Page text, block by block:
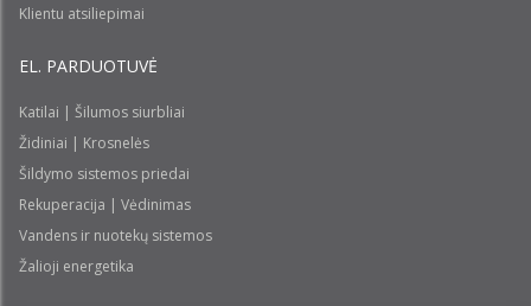
Klientu atsiliepimai
EL. PARDUOTUVĖ
Katilai | Šilumos siurbliai
Židiniai | Krosnelės
Šildymo sistemos priedai
Rekuperacija | Vėdinimas
Vandens ir nuotekų sistemos
Žalioji energetika